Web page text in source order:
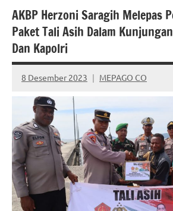
AKBP Herzoni Saragih Melepas
Paket Tali Asih Dalam
Dan Kapolri
8 Desember 2023 MEPAGO CO
No
comments